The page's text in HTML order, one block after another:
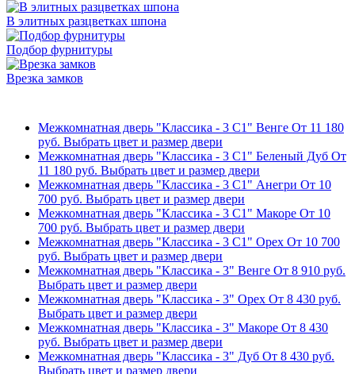
В элитных разцветках шпона
Подбор фурнитуры
Врезка замков
Межкомнатная дверь "Классика - 3 С1" Венге От 11 180
руб. Выбрать цвет и размер двери
Межкомнатная дверь "Классика - 3 С1" Беленый Дуб От
11 180 руб. Выбрать цвет и размер двери
Межкомнатная дверь "Классика - 3 С1" Анегри От 10
700 руб. Выбрать цвет и размер двери
Межкомнатная дверь "Классика - 3 С1" Макоре От 10
700 руб. Выбрать цвет и размер двери
Межкомнатная дверь "Классика - 3 С1" Орех От 10 700
руб. Выбрать цвет и размер двери
Межкомнатная дверь "Классика - 3" Венге От 8 910 руб.
Выбрать цвет и размер двери
Межкомнатная дверь "Классика - 3" Орех От 8 430 руб.
Выбрать цвет и размер двери
Межкомнатная дверь "Классика - 3" Макоре От 8 430
руб. Выбрать цвет и размер двери
Межкомнатная дверь "Классика - 3" Дуб От 8 430 руб.
Выбрать цвет и размер двери